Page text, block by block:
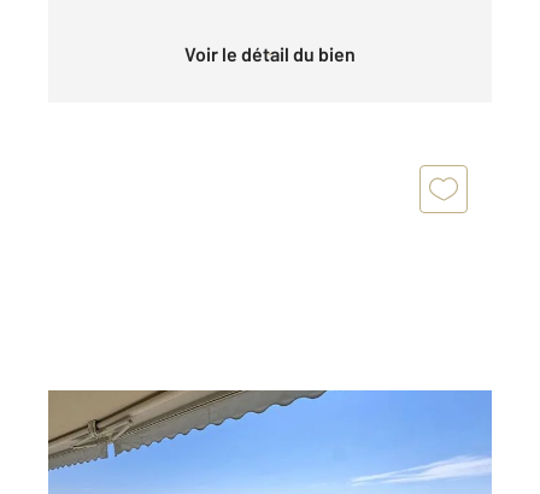
Voir le détail du bien
CANNES 06
98,01 m 2, 3 pièces
Ref : 52285